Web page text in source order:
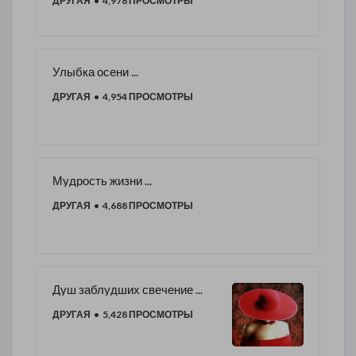
Улыбка осени ...
ДРУГАЯ • 4,954 ПРОСМОТРЫ
Мудрость жизни ...
ДРУГАЯ • 4,688 ПРОСМОТРЫ
Душ заблудших свечение ...
ДРУГАЯ • 5,428 ПРОСМОТРЫ